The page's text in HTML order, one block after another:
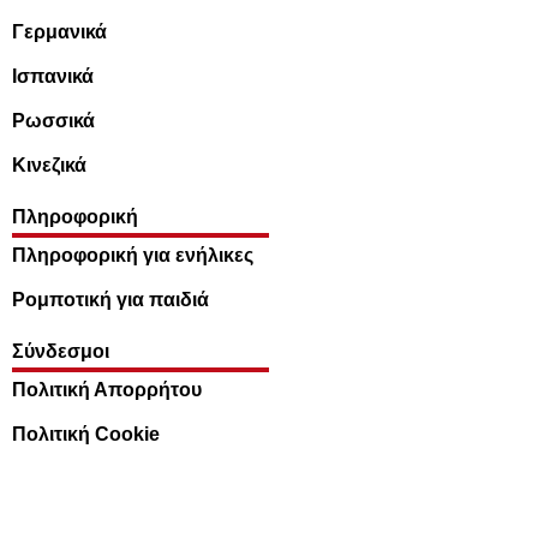
Γερμανικά
Ισπανικά
Ρωσσικά
Κινεζικά
Πληροφορική
Πληροφορική για ενήλικες
Ρομποτική για παιδιά
Σύνδεσμοι
Πολιτική Απορρήτου
Πολιτική Cookie